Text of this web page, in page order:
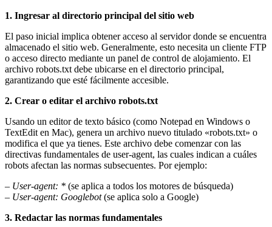
1. Ingresar al directorio principal del sitio web
El paso inicial implica obtener acceso al servidor donde se encuentra
almacenado el sitio web. Generalmente, esto necesita un cliente FTP
o acceso directo mediante un panel de control de alojamiento. El
archivo robots.txt debe ubicarse en el directorio principal,
garantizando que esté fácilmente accesible.
2. Crear o editar el archivo robots.txt
Usando un editor de texto básico (como Notepad en Windows o
TextEdit en Mac), genera un archivo nuevo titulado «robots.txt» o
modifica el que ya tienes. Este archivo debe comenzar con las
directivas fundamentales de user-agent, las cuales indican a cuáles
robots afectan las normas subsecuentes. Por ejemplo:
– User-agent: * (se aplica a todos los motores de búsqueda)
– User-agent: Googlebot(se aplica solo a Google)
3. Redactar las normas fundamentales